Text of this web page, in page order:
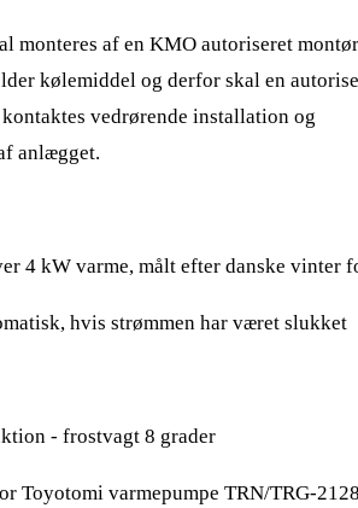
monteres af en KMO autoriseret
kølemiddel og derfor skal en
vedrørende installation og
anlægget.
4 kW varme, målt efter danske vinter
hvis strømmen har været slukket
- frostvagt 8 grader
Toyotomi varmepumpe TRN/TRG-